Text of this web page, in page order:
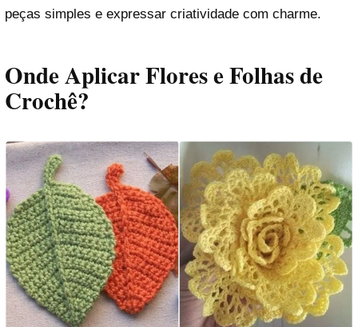
peças simples e expressar criatividade com charme.
Onde Aplicar Flores e Folhas de
Crochê?